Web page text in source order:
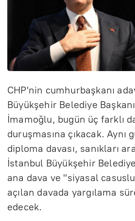
CHP'nin cumhurbaşkanı
Büyükşehir Belediye
İmamoğlu, bugün üç farklı
duruşmasına çıkacak. Aynı
diploma davası, sanıkları
İstanbul Büyükşehir
ana dava ve "siyasal
açılan davada yargılama
edecek.